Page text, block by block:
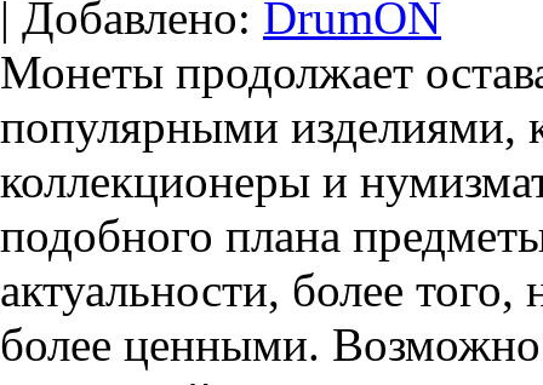
| Добавлено: DrumON
Монеты продолжает
популярными изделиями,
коллекционеры и
подобного плана
актуальности, более
более ценными.